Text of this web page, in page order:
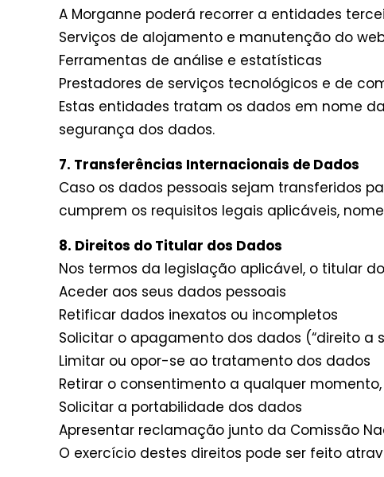
A Morganne poderá recorrer a entidades
Serviços de alojamento e manutenção do
Ferramentas de análise e estatísticas
Prestadores de serviços tecnológicos e de
Estas entidades tratam os dados em nome
segurança dos dados.
7. Transferências Internacionais de Dados
Caso os dados pessoais sejam transferidos
cumprem os requisitos legais aplicáveis,
8. Direitos do Titular dos Dados
Nos termos da legislação aplicável, o titular
Aceder aos seus dados pessoais
Retificar dados inexatos ou incompletos
Solicitar o apagamento dos dados (“direito a
Limitar ou opor-se ao tratamento dos dados
Retirar o consentimento a qualquer
Solicitar a portabilidade dos dados
Apresentar reclamação junto da Comissão
O exercício destes direitos pode ser feito